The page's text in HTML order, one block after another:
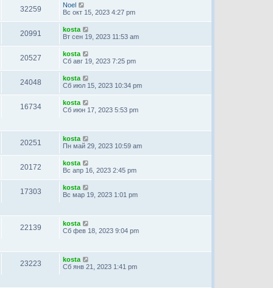
32259
Noel
Вс окт 15, 2023 4:27 pm
20991
kosta
Вт сен 19, 2023 11:53 am
20527
kosta
Сб авг 19, 2023 7:25 pm
24048
kosta
Сб июл 15, 2023 10:34 pm
16734
kosta
Сб июн 17, 2023 5:53 pm
20251
kosta
Пн май 29, 2023 10:59 am
20172
kosta
Вс апр 16, 2023 2:45 pm
17303
kosta
Вс мар 19, 2023 1:01 pm
22139
kosta
Сб фев 18, 2023 9:04 pm
23223
kosta
Сб янв 21, 2023 1:41 pm